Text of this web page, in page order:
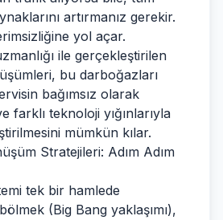
artırmanız gerekir.
yol açar.
ile gerçekleştirilen
bu darboğazları
bağımsız olarak
farklı teknoloji yığınlarıyla
mümkün kılar.
Stratejileri: Adım Adım
tek bir hamlede
(Big Bang yaklaşımı),